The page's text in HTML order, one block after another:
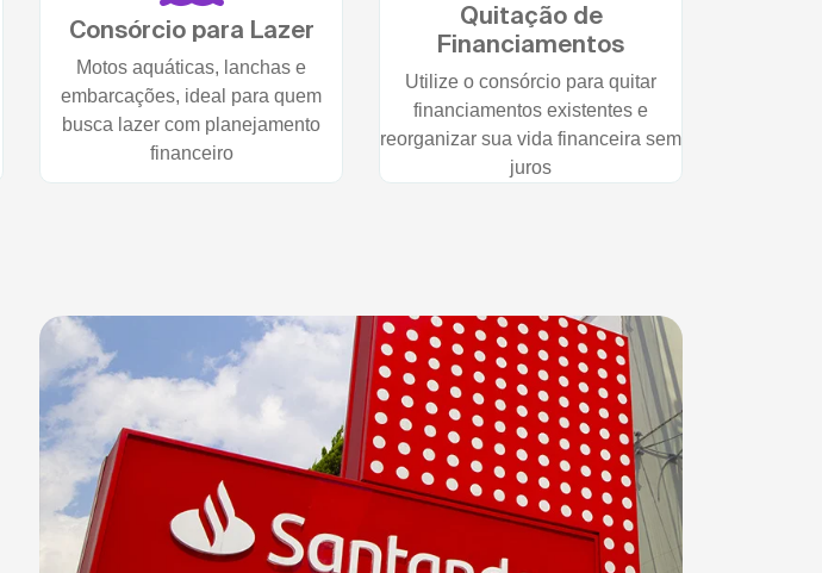
Consórcio para Lazer
Motos aquáticas, lanchas e
embarcações, ideal para quem
busca lazer com planejamento
financeiro
Quitação de
Financiamentos
Utilize o consórcio para quitar
financiamentos existentes e
reorganizar sua vida financeira sem
juros